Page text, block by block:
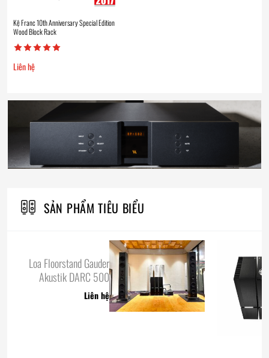
Kệ Franc 10th Anniversary Special Edition
Wood Block Rack
Liên hệ
SẢN PHẨM TIÊU BIỂU
Loa Floorstand Gauder
Akustik DARC 500
Liên hệ